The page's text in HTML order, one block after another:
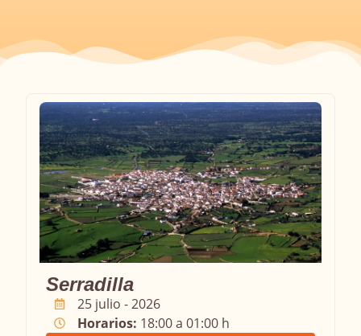
Serradilla
25 julio - 2026
Horarios: 18:00 a 01:00 h